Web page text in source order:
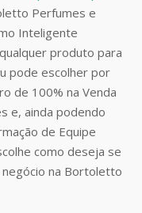
Perfumes e
Inteligente
produto para
pode escolher por
de 100% na Venda
e, ainda podendo
de Equipe
como deseja se
na Bortoletto